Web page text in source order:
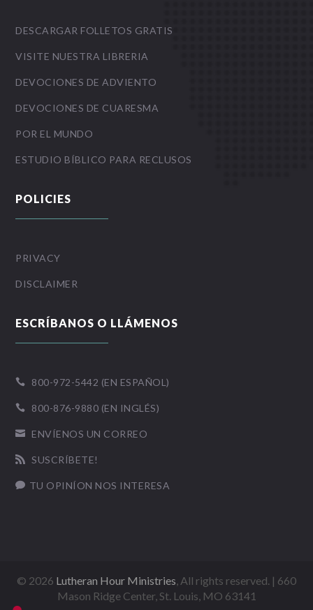
DESCARGAR FOLLETOS GRATIS
VISITE NUESTRA LIBRERIA
DEVOCIONES DE ADVIENTO
DEVOCIONES DE CUARESMA
POR EL MUNDO
ESTUDIO BÍBLICO PARA RECLUSOS
POLICIES
PRIVACY
DISCLAIMER
ESCRÍBANOS O LLÁMENOS
 800-972-5442 (EN ESPAÑOL)
 800-876-9880 (EN INGLÉS)
 ENVÍENOS UN CORREO
 SUSCRÍBETE!
 TU OPINÍON NOS INTERESA
© 2026 Lutheran Hour Ministries, All rights reserved. | 660
Mason Ridge Center, St. Louis, MO 63141